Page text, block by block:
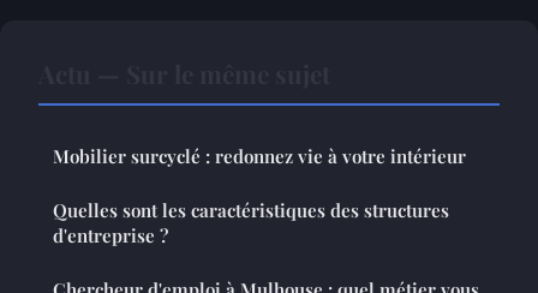
Mobilier surcyclé : redonnez vie à votre intérieur
Quelles sont les caractéristiques des structures
d'entreprise ?